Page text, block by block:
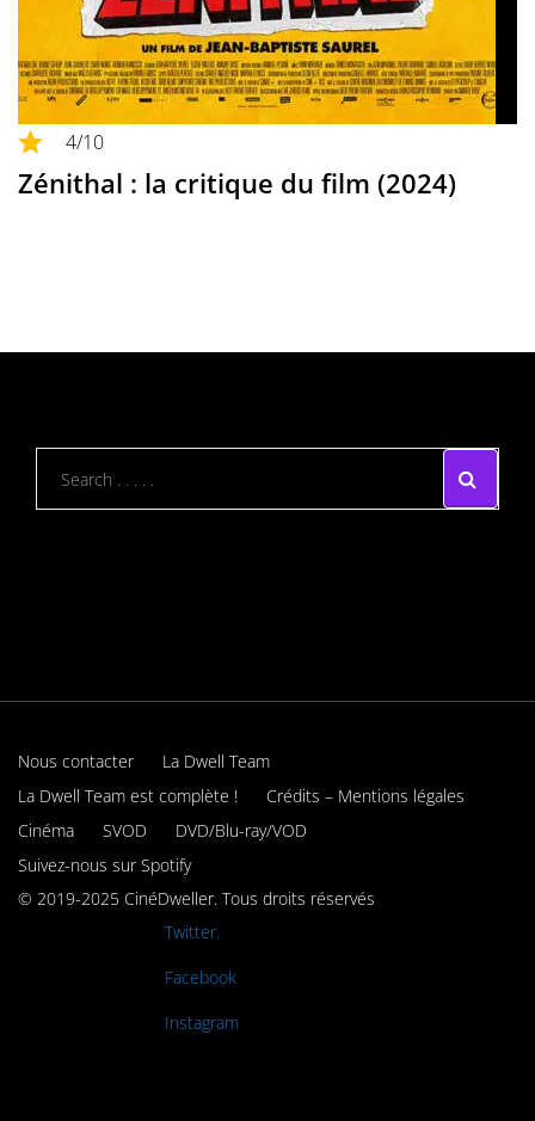
4/10
Zénithal : la critique du film (2024)
Nous contacter
La Dwell Team
La Dwell Team est complète !
Crédits – Mentions légales
Cinéma
SVOD
DVD/Blu-ray/VOD
Suivez-nous sur Spotify
© 2019-2025 CinéDweller. Tous droits réservés
Twitter.
Facebook
Instagram